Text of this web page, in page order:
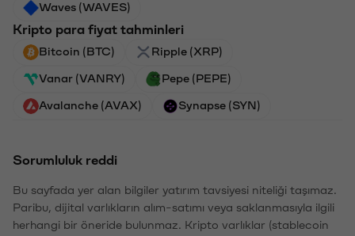
Waves (WAVES)
Kripto para fiyat tahminleri
Bitcoin (BTC) Ripple (XRP)
Vanar (VANRY) Pepe (PEPE)
Avalanche (AVAX) Synapse (SYN)
Sorumluluk reddi
Bu sayfada yer alan bilgiler yatırım tavsiyesi niteliği taşımaz.
Paribu, dijital varlıkların alım-satımı veya saklanmasıyla ilgili
herhangi bir öneride bulunmaz. Kripto varlıklar (stablecoin